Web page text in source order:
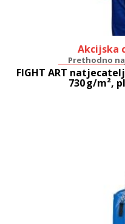
Akcijska
Prethodno
FIGHT ART
730 g/m²,